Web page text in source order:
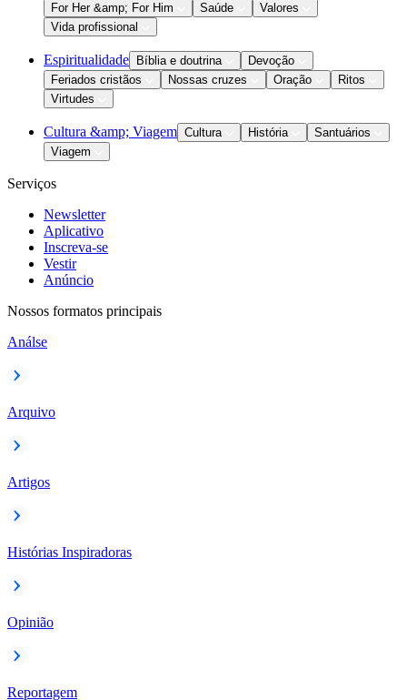
For Her &amp; For Him
Saúde
Valores
Vida profissional
Espiritualidade Bíblia e doutrina
Devoção
Feriados cristãos
Nossas cruzes Oração
Ritos
Virtudes
Cultura &amp; Viagem Cultura História
Santuários
Viagem
Serviços
Newsletter
Aplicativo
Inscreva-se
Vestir
Anúncio
Nossos formatos principais
Análse
Arquivo
Artigos
Histórias Inspiradoras
Opinião
Reportagem